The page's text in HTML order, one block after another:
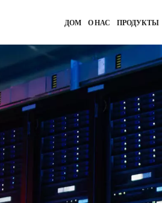
ДОМ О НАС ПРОДУКТЫ